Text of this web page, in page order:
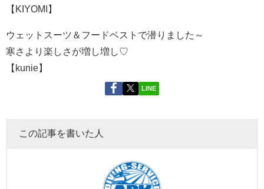
【KIYOMI】
ウェットスーツ＆フードベストで潜りました～
寒さより楽しさが増し増し♡
【kunie】
LINE
この記事を書いた人